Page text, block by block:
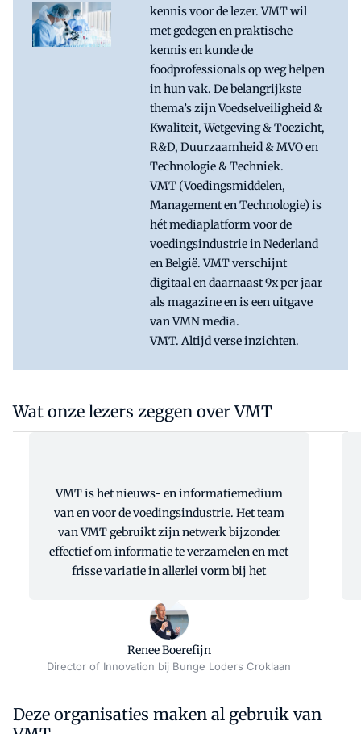
kennis voor de lezer. VMT wil
met gedegen en praktische
kennis en kunde de
foodprofessionals op weg helpen
in hun vak. De belangrijkste
thema’s zijn Voedselveiligheid &
Kwaliteit, Wetgeving & Toezicht,
R&D, Duurzaamheid & MVO en
Technologie & Techniek.
VMT (Voedingsmiddelen,
Management en Technologie) is
hét mediaplatform voor de
voedingsindustrie in Nederland
en België. VMT verschijnt
digitaal en daarnaast 9x per jaar
als magazine en is een uitgave
van VMN media.
VMT. Altijd verse inzichten.
Wat onze lezers zeggen over VMT
VMT is het nieuws- en informatiemedium
van en voor de voedingsindustrie. Het team
van VMT gebruikt zijn netwerk bijzonder
effectief om informatie te verzamelen en met
frisse variatie in allerlei vorm bij het
We leven in een tijd met steeds snellere
verandering en inhoudelijke informatie is
essentieel. Selectie op relevantie en korte en
krachtige boodschappen zijn belangrijk om
VMT is een positieve kracht om onze
industrie vooruit te helpen.
Renee Boerefijn
Director of Innovation bij Bunge Loders Croklaan
Deze organisaties maken al gebruik van